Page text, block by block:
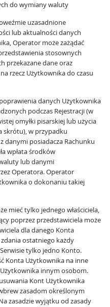
do wymiany waluty
uzasadnione
lub aktualności danych
Operator może zażądać
stosownych
przekazane dane oraz
rzecz Użytkownika do czasu
danych Użytkownika
podczas Rejestracji (w
omyłki pisarskiej lub użycia
skrótu), w przypadku
danymi posiadacza Rachunku
wpłata środków
lub danymi
Operatora. Operator
o dokonaniu takiej
mieć tylko jednego właściciela,
poprzez przedstawiciela może
dla danego Konta
ostatniego każdy
tylko jedno Konto.
Konta Użytkownika na inne
innym osobom.
Kont Użytkownika
zasadom określonym
zasadzie wyjątku od zasady